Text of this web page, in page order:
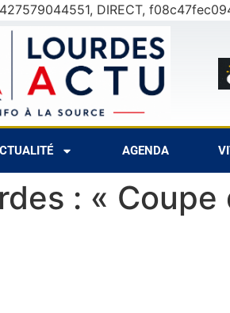
DIRECT,
31°C
AGENDA
: «